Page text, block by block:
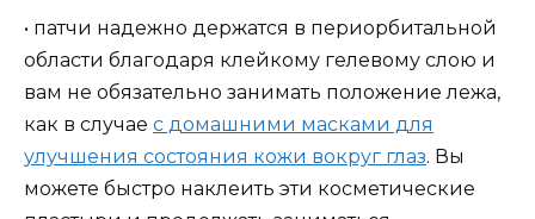
• патчи надежно держатся в периорбитальной
области благодаря клейкому гелевому слою и
вам не обязательно занимать положение лежа,
как в случае с домашними масками для
улучшения состояния кожи вокруг глаз. Вы
можете быстро наклеить эти косметические